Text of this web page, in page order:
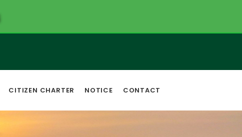
CITIZEN CHARTER NOTICE CONTACT